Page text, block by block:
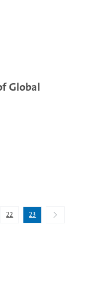
Global
Navigieren mit TAB-Taste.
22 23